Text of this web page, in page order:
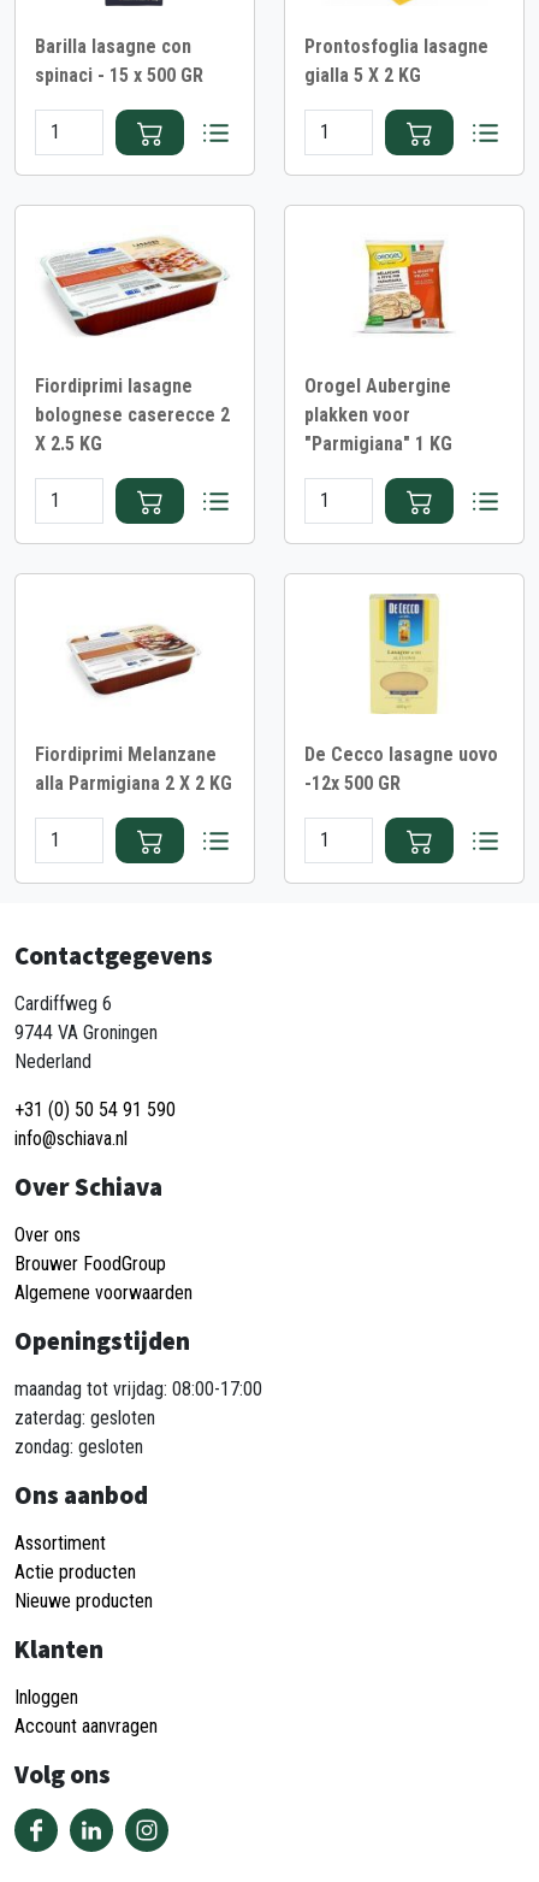
Barilla lasagne con
spinaci - 15 x 500 GR
Prontosfoglia lasagne
gialla 5 X 2 KG
Fiordiprimi lasagne
bolognese caserecce 2
X 2.5 KG
Orogel Aubergine
plakken voor
"Parmigiana" 1 KG
Fiordiprimi Melanzane
alla Parmigiana 2 X 2 KG
De Cecco lasagne uovo
-12x 500 GR
Contactgegevens
Cardiffweg 6
9744 VA Groningen
Nederland
+31 (0) 50 54 91 590
info@schiava.nl
Over Schiava
Over ons
Brouwer FoodGroup
Algemene voorwaarden
Openingstijden
maandag tot vrijdag: 08:00-17:00
zaterdag: gesloten
zondag: gesloten
Ons aanbod
Assortiment
Actie producten
Nieuwe producten
Klanten
Inloggen
Account aanvragen
Volg ons